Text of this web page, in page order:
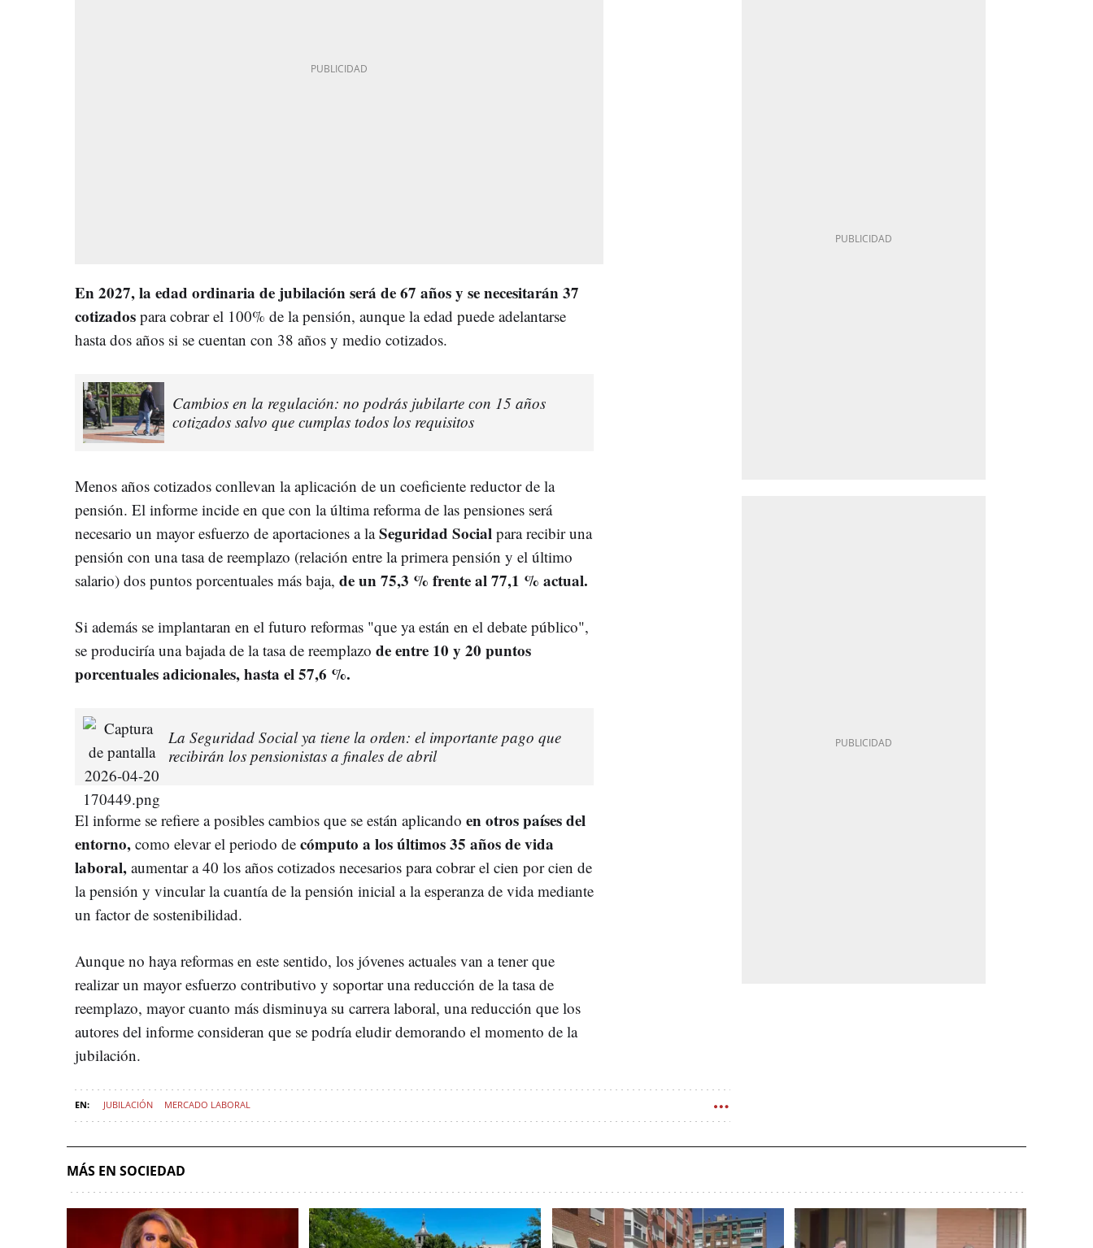
En 2027, la edad ordinaria de jubilación será de 67 años y se necesitarán 37
cotizados para cobrar el 100% de la pensión, aunque la edad puede adelantarse
hasta dos años si se cuentan con 38 años y medio cotizados.
Cambios en la regulación: no podrás jubilarte con 15 años
cotizados salvo que cumplas todos los requisitos
Menos años cotizados conllevan la aplicación de un coeficiente reductor de la
pensión. El informe incide en que con la última reforma de las pensiones será
necesario un mayor esfuerzo de aportaciones a laSeguridad Social para recibir una
pensión con una tasa de reemplazo (relación entre la primera pensión y el último
salario) dos puntos porcentuales más baja, de un 75,3 % frente al 77,1 % actual.
Si además se implantaran en el futuro reformas "que ya están en el debate público",
se produciría una bajada de la tasa de reemplazo de entre 10 y 20 puntos
porcentuales adicionales, hasta el 57,6 %.
La Seguridad Social ya tiene la orden: el importante pago que
recibirán los pensionistas a finales de abril
El informe se refiere a posibles cambios que se están aplicando en otros países del
entorno, como elevar el periodo de cómputo a los últimos 35 años de vida
laboral, aumentar a 40 los años cotizados necesarios para cobrar el cien por cien de
la pensión y vincular la cuantía de la pensión inicial a la esperanza de vida mediante
un factor de sostenibilidad.
Aunque no haya reformas en este sentido, los jóvenes actuales van a tener que
realizar un mayor esfuerzo contributivo y soportar una reducción de la tasa de
reemplazo, mayor cuanto más disminuya su carrera laboral, una reducción que los
autores del informe consideran que se podría eludir demorando el momento de la
jubilación.
JUBILACIÓN MERCADO LABORAL
MÁS EN SOCIEDAD